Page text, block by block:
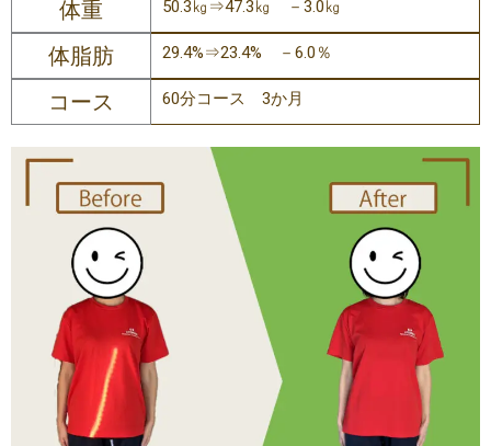
体重
50.3㎏⇒47.3㎏ －3.0㎏
体脂肪 29.4%⇒23.4% －6.0％
コース 60分コース 3か月